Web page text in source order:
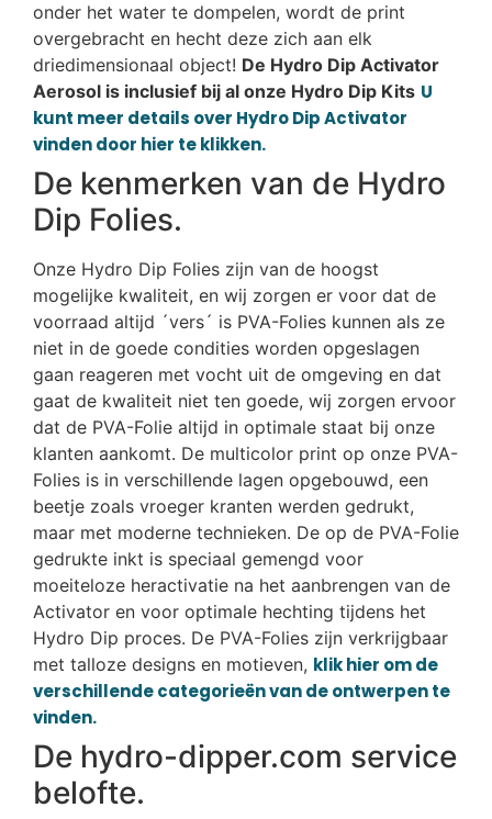
onder het water te dompelen, wordt de print
overgebracht en hecht deze zich aan elk
driedimensionaal object! De Hydro Dip Activator
Aerosol is inclusief bij al onze Hydro Dip Kits U
kunt meer details over Hydro Dip Activator
vinden door hier te klikken.
De kenmerken van de Hydro
Dip Folies.
Onze Hydro Dip Folies zijn van de hoogst
mogelijke kwaliteit, en wij zorgen er voor dat de
voorraad altijd ´vers´ is PVA-Folies kunnen als ze
niet in de goede condities worden opgeslagen
gaan reageren met vocht uit de omgeving en dat
gaat de kwaliteit niet ten goede, wij zorgen ervoor
dat de PVA-Folie altijd in optimale staat bij onze
klanten aankomt. De multicolor print op onze PVA-
Folies is in verschillende lagen opgebouwd, een
beetje zoals vroeger kranten werden gedrukt,
maar met moderne technieken. De op de PVA-Folie
gedrukte inkt is speciaal gemengd voor
moeiteloze heractivatie na het aanbrengen van de
Activator en voor optimale hechting tijdens het
Hydro Dip proces. De PVA-Folies zijn verkrijgbaar
met talloze designs en motieven, klik hier om de
verschillende categorieën van de ontwerpen te
vinden.
De hydro-dipper.com service
belofte.